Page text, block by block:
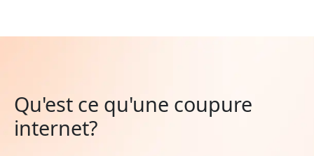
Qu'est ce qu'une coupure
internet?